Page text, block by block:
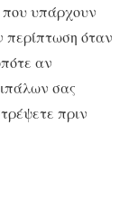
που υπάρχουν
περίπτωση όταν
αν
σας
πριν